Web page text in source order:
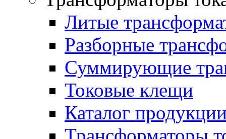
Литые
Разборные
Суммирующие
Токовые клещи
Каталог